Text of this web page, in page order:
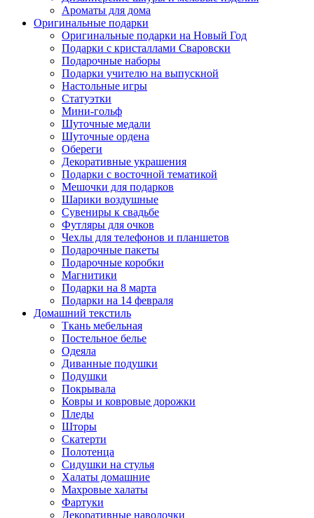
Ароматы для дома
Оригинальные подарки
Оригинальные подарки на Новый Год
Подарки с кристаллами Сваровски
Подарочные наборы
Подарки учителю на выпускной
Настольные игры
Статуэтки
Мини-гольф
Шуточные медали
Шуточные ордена
Обереги
Декоративные украшения
Подарки с восточной тематикой
Мешочки для подарков
Шарики воздушные
Сувениры к свадьбе
Футляры для очков
Чехлы для телефонов и планшетов
Подарочные пакеты
Подарочные коробки
Магнитики
Подарки на 8 марта
Подарки на 14 февраля
Домашний текстиль
Ткань мебельная
Постельное белье
Одеяла
Диванные подушки
Подушки
Покрывала
Ковры и ковровые дорожки
Пледы
Шторы
Скатерти
Полотенца
Сидушки на стулья
Халаты домашние
Махровые халаты
Фартуки
Декоративные наволочки